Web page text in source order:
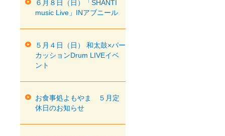
６月８日（日）「SHANTI
music Live」INアブニール
５月４日（日） 和太鼓×パー
カッションDrum LIVEイベ
ント
お食事処よもやま ５月定
休日のお知らせ